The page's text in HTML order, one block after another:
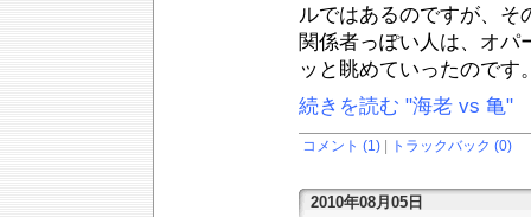
ルではあるのですが、そ
関係者っぽい人は、オパ
ッと眺めていったのです
続きを読む "海老 vs 亀"
コメント (1) トラックバック (0)
2010年08月05日